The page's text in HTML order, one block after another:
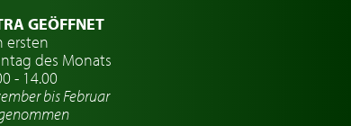
GEÖFFNET
ersten
des Monats
- 14.00
bis Februar